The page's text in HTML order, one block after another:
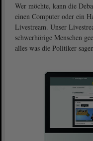
Wer möchte, kann die
einen Computer oder ein
Livestream. Unser
schwerhörige Menschen
alles was die Politiker